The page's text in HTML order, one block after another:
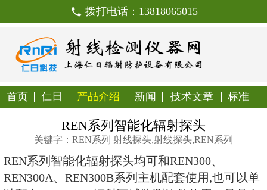
拨打电话：
首页 仁日 产品介绍 新闻
REN系列智能化辐射